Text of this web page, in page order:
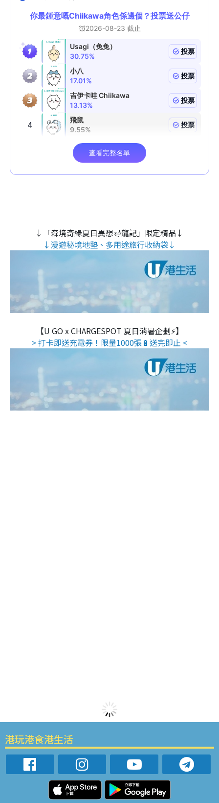
↓「森境奇緣夏日異想尋龍記」限定精品↓
↓漫遊秘境地墊、多用途旅行收納袋↓
【U GO x CHARGESPOT 夏日消暑企劃⚡】
> 打卡即送充電券！限量1000張🔋送完即止 <
港玩港食港生活